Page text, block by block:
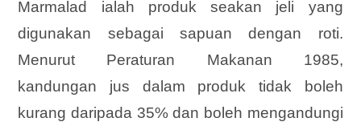
Marmalad ialah produk seakan jeli yang
digunakan sebagai sapuan dengan roti.
Menurut Peraturan Makanan 1985,
kandungan jus dalam produk tidak boleh
kurang daripada 35% dan boleh mengandungi